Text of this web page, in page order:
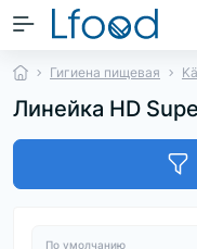
Гигиена пищевая
Линейка HD